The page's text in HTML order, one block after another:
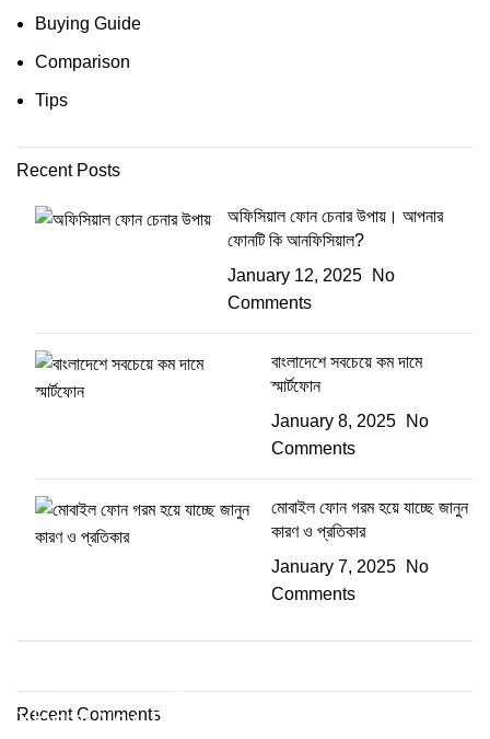
Buying Guide
Comparison
Tips
Recent Posts
অফিসিয়াল ফোন চেনার উপায়। আপনার
ফোনটি কি আনফিসিয়াল?
January 12, 2025
No
Comments
বাংলাদেশে সবচেয়ে কম দামে
স্মার্টফোন
January 8, 2025
No
Comments
মোবাইল ফোন গরম হয়ে যাচ্ছে জানুন
কারণ ও প্রতিকার
January 7, 2025
No
Comments
AT A GOOD PRICE
Xiaomi New Phone
Recent Comments